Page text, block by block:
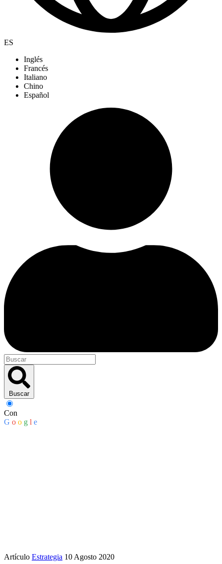
ES
Inglés
Francés
Italiano
Chino
Español
Buscar
Con
G o o g l e
Artículo Estrategia 10 Agosto 2020